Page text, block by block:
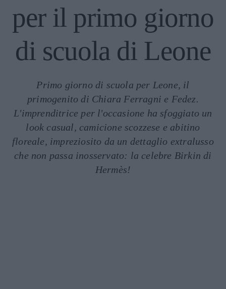
per il primo giorno
di scuola di Leone
Primo giorno di scuola per Leone, il
primogenito di Chiara Ferragni e Fedez.
L'imprenditrice per l'occasione ha sfoggiato un
look casual, camicione scozzese e abitino
floreale, impreziosito da un dettaglio extralusso
che non passa inosservato: la celebre Birkin di
Hermès!